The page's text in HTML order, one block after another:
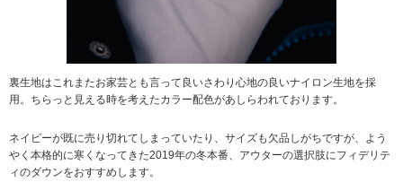
裏生地はこれまたお家芸とも言って良いさわり心地の良いナイロン生地を採
用。ちらっと見える時を考えたカラー配色があしらわれております。
ネイビーが既に売り切れてしまっていたり、サイズも欠品しがちですが、よう
やく本格的に寒くなってきた2019年の冬本番、アウターの選択肢にフィデリテ
ィのダウンをおすすめします。